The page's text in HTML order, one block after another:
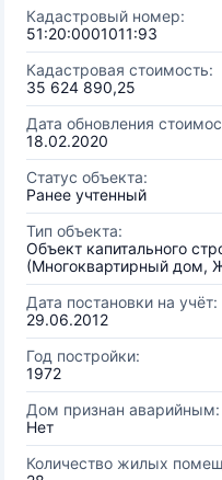
Кадастровый номер:
51:20:0001011:93
Кадастровая стоимость:
35 624 890,25
Дата обновления
18.02.2020
Статус объекта:
Ранее учтенный
Тип объекта:
Объект капитального
(Многоквартирный дом,
Дата постановки на учёт:
29.06.2012
Год постройки:
1972
Дом признан аварийным:
Нет
Количество жилых